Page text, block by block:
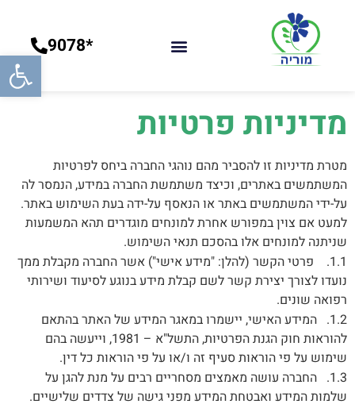
פתח *9078
מדיניות פרטיות
מטרת מדיניות זו להסביר מהם נוהגי החברה ביחס לפרטיות
המשתמשים באתרים, וכיצד משתמשת החברה במידע, הנמסר לה
על-ידי המשתמשים באתר או הנאסף על-ידה בעת השימוש באתר.
למעט אם צוין במפורש אחרת למונחים מוגדרים תהא המשמעות
שניתנה למונחים אלו בהסכם תנאי השימוש.
1.1. פרטי הקשר (להלן: "מידע אישי") אשר החברה מקבלת ממך
נועדו לצורך יצירת קשר לשם קבלת מידע בנוגע לסיעוד ושירותי
רפואה שונים.
1.2. המידע האישי, יישמרו במאגר המידע של האתר בהתאם
להוראות חוק הגנת הפרטיות, התשל"א – 1981, וייעשה בהם
שימוש על פי הוראות סעיף זה ו/או על פי הוראות כל דין.
1.3. החברה עושה מאמצים מסחריים רבים על מנת להגן על
שלמות המידע ואבטחת המידע מפני גישה של צדדים שלישיים.